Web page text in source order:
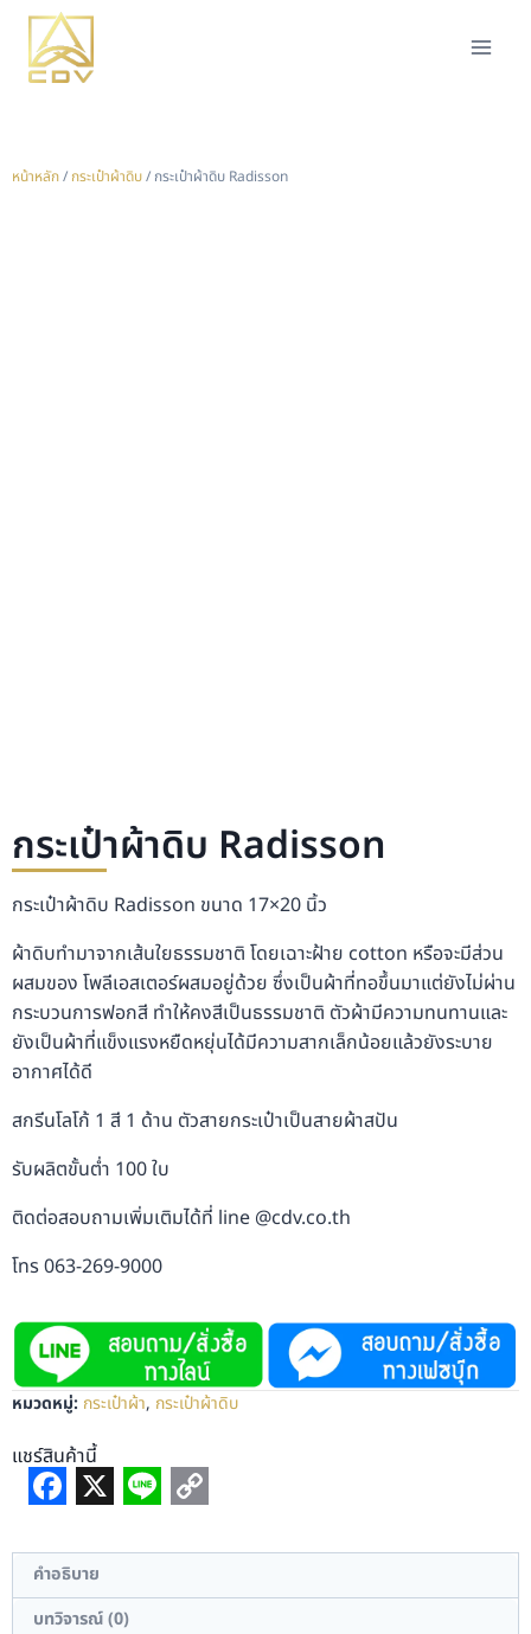
หน้าหลัก/ กระเป๋าผ้าดิบ/ กระเป๋าผ้าดิบ Radisson
กระเป๋าผ้าดิบ Radisson
กระเป๋าผ้าดิบ Radisson ขนาด 17×20 นิ้ว
ผ้าดิบทำมาจากเส้นใยธรรมชาติ โดยเฉาะฝ้าย cotton หรือจะมีส่วน
ผสมของ โพลีเอสเตอร์ผสมอยู่ด้วย ซึ่งเป็นผ้าที่ทอขึ้นมาแต่ยังไม่ผ่าน
กระบวนการฟอกสี ทำให้คงสีเป็นธรรมชาติ ตัวผ้ามีความทนทานและ
ยังเป็นผ้าที่แข็งแรงหยืดหยุ่นได้มีความสากเล็กน้อยแล้วยังระบาย
อากาศได้ดี
สกรีนโลโก้ 1 สี 1 ด้าน ตัวสายกระเป๋าเป็นสายผ้าสปัน
รับผลิตขั้นต่ำ 100 ใบ
ติดต่อสอบถามเพิ่มเติมได้ที่ line @cdv.co.th
โทร 063-269-9000
หมวดหมู่: กระเป๋าผ้า, กระเป๋าผ้าดิบ
แชร์สินค้านี้
Facebook
X LineCopy
Link
คำอธิบาย
บทวิจารณ์ (0)